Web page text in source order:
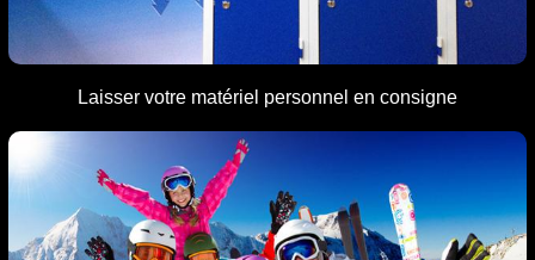
Laisser votre matériel personnel en consigne